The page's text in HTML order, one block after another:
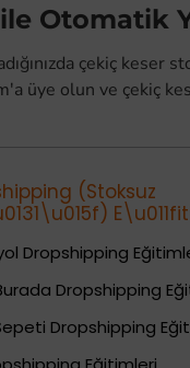
Otomatik
çekiç
üye olun ve çekiç
(Stoksuz
Dropshipping
Dropshipping
Dropshipping